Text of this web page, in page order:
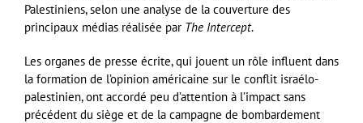
Palestiniens, selon une analyse de la couverture des
principaux médias réalisée par The Intercept.
Les organes de presse écrite, qui jouent un rôle influent dans
la formation de l’opinion américaine sur le conflit israélo-
palestinien, ont accordé peu d’attention à l’impact sans
précédent du siège et de la campagne de bombardement